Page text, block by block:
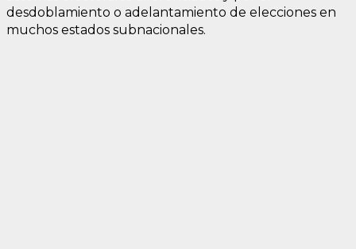
desdoblamiento o adelantamiento de elecciones en
muchos estados subnacionales.